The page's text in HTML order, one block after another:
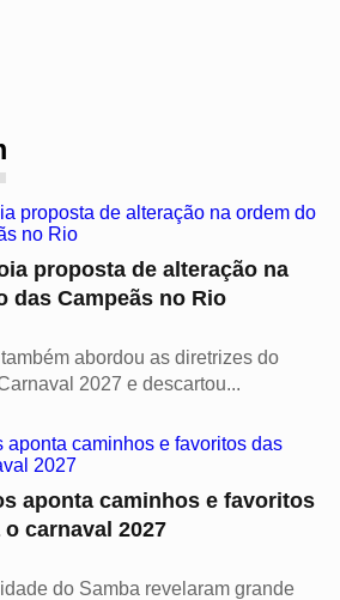
proposta de alteração na
das Campeãs no Rio
abordou as diretrizes do
2027 e descartou...
aponta caminhos e favoritos
carnaval 2027
do Samba revelaram grande